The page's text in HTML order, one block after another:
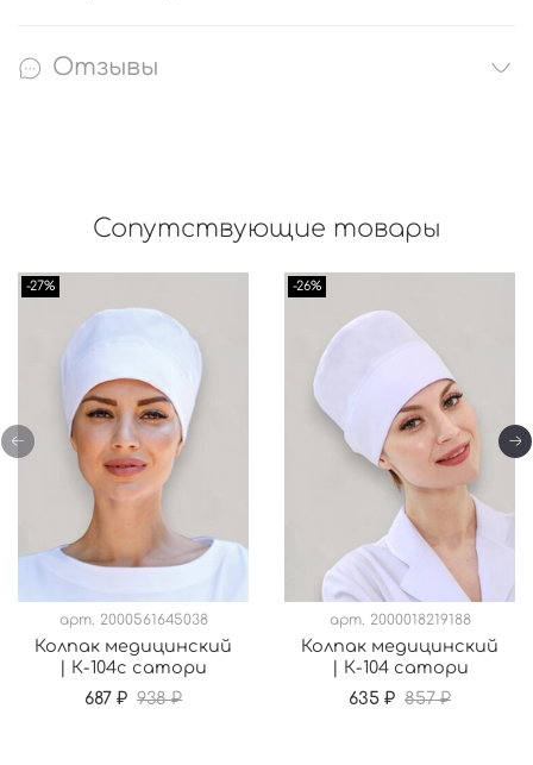
Отзывы
Сопутствующие товары
-27%
арт. 2000561645038
Колпак медицинский
| К-104с сатори
687 ₽ 938 ₽
-26%
арт. 2000018219188
Колпак медицинский
| К-104 сатори
635 ₽ 857 ₽